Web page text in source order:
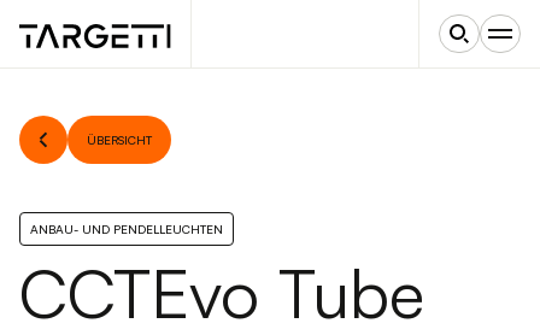
ÜBERSICHT
ANBAU- UND PENDELLEUCHTEN
CCTEvo Tube